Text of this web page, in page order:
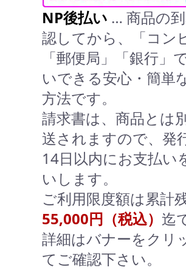
NP後払い … 商品の
認してから、「コン
「郵便局」「銀行」
いできる安心・簡単
方法です。
請求書は、商品とは
送されますので、発
14日以内にお支払い
いします。
ご利用限度額は累計
55,000円（税込） 迄
詳細はバナーをクリ
てご確認下さい。